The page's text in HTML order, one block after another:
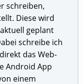
schreiben,
Diese wird
geplant
schreibe ich
das Web-
Android App
einem